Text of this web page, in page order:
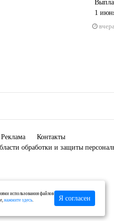
1
вчера
Реклама
Контакты
обработки и защиты
использования файлов
нажмите здесь. Я согласен